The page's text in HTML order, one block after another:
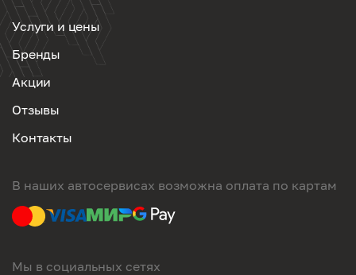
Услуги и цены
Бренды
Акции
Отзывы
Контакты
В наших автосервисах возможна оплата по картам
Мы в социальных сетях